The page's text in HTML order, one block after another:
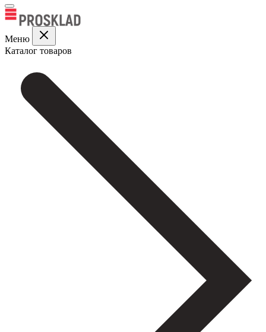
Меню
Каталог товаров